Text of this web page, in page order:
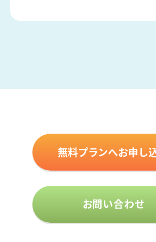
無料プランへお申し
お問い合わせ